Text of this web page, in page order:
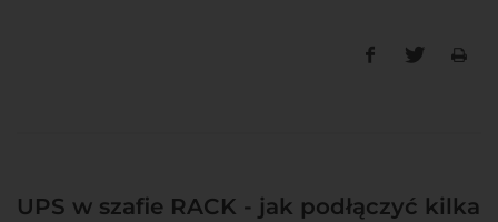
UPS w szafie RACK - jak podłączyć kilka